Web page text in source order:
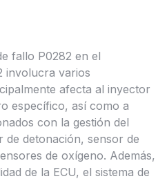
fallo P0282 en el
involucra varios
afecta al inyector
específico, así como a
con la gestión del
de detonación, sensor de
de oxígeno. Además,
de la ECU, el sistema de